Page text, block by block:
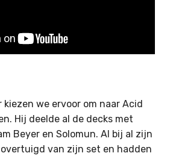
kiezen we ervoor om naar Acid
Hij deelde al de decks met
Beyer en Solomun. Al bij al zijn
van zijn set en hadden